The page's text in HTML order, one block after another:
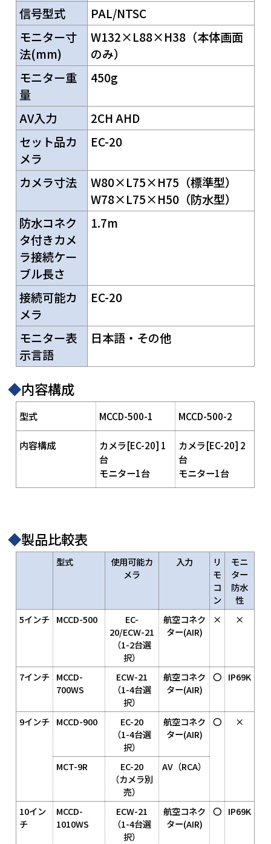
信号型式
PAL/NTSC
モニター寸
法(mm)
W132×L88×H38（本体画面
のみ）
モニター重
量
450g
AV入力
2CH AHD
セット品カ
メラ
EC-20
カメラ寸法
W80×L75×H75（標準型）
W78×L75×H50（防水型）
防水コネク
タ付きカメ
ラ接続ケー
ブル長さ
1.7m
接続可能カ
メラ
EC-20
モニター表
示言語
日本語・その他
◆内容構成
型式 MCCD-500-1 MCCD-500-2
内容構成
カメラ[EC-20] 1
台
モニター1台
カメラ[EC-20] 2
台
モニター1台
◆製品比較表
型式
使用可能カ
メラ
入力
リ
モ
コ
ン
モニ
ター
防水
性
5インチ MCCD-500
EC-
20/ECW-21
（1-2台選
択）
航空コネク
ター(AIR)
× ×
7インチ MCCD-
700WS
ECW-21
（1-4台選
択）
航空コネク
ター(AIR)
〇 IP69K
9インチ MCCD-900
EC-20
（1-4台選
択）
航空コネク
ター(AIR)
〇 ×
MCT-9R
EC-20
（カメラ別
売）
AV（RCA）
10イン
チ
MCCD-
1010WS
ECW-21
（1-4台選
択）
航空コネク
ター(AIR)
〇 IP69K